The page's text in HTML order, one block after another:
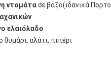
ντομάτασε βάζο(ιδανικά
ελαιόλαδο
θυμάρι, αλάτι, πιπέρι